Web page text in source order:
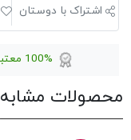
اشتراک با دوستان
100% معتبر
محصولات مشابه